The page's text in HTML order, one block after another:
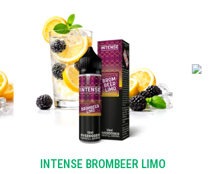
INTENSE BROMBEER LIMO